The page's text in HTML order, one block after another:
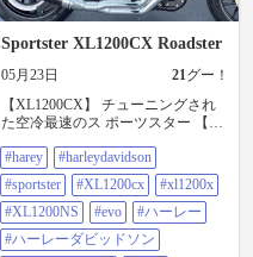
Sportster XL1200CX Roadster
05月23日 21グー！
【XL1200CX】 チューニングされ
た空冷最速のス ポーツスター 【車
イトと真逆の存在!! 【ハーレー】
2in1マフラーの実力 YouTubeチャン
ネル:Coke Rider MotoFilm #Harey
#HarleyDavidson #sportster
#XL1200CX #XL1200X #XL1200NS
#EVO #ハーレー #ハーレーダビッ
#harey
#harleydavidson
#sportster
#XL1200cx
#xl1200x
#XL1200NS
#evo
#ハーレー
#ハーレーダビッドソン